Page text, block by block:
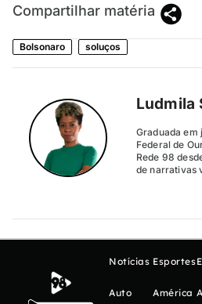
Compartilhar matéria
Bolsonaro soluços
Ludmila
Graduada em
Federal de
Rede 98
de narrativas
Notícias
Auto
Esportes
América